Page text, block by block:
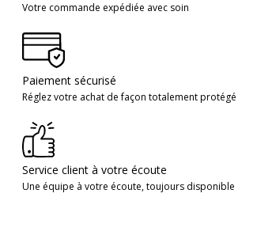
Votre commande expédiée avec soin
Paiement sécurisé
Réglez votre achat de façon totalement protégé
Service client à votre écoute
Une équipe à votre écoute, toujours disponible